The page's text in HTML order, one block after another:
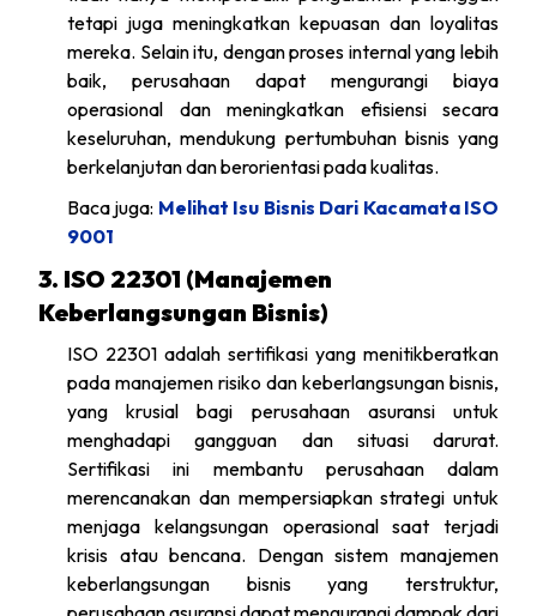
tetapi juga meningkatkan kepuasan dan loyalitas
mereka. Selain itu, dengan proses internal yang lebih
baik, perusahaan dapat mengurangi biaya
operasional dan meningkatkan efisiensi secara
keseluruhan, mendukung pertumbuhan bisnis yang
berkelanjutan dan berorientasi pada kualitas.
Baca juga: Melihat Isu Bisnis Dari Kacamata ISO
9001
3. ISO 22301 (Manajemen
Keberlangsungan Bisnis)
ISO 22301 adalah sertifikasi yang menitikberatkan
pada manajemen risiko dan keberlangsungan bisnis,
yang krusial bagi perusahaan asuransi untuk
menghadapi gangguan dan situasi darurat.
Sertifikasi ini membantu perusahaan dalam
merencanakan dan mempersiapkan strategi untuk
menjaga kelangsungan operasional saat terjadi
krisis atau bencana. Dengan sistem manajemen
keberlangsungan bisnis yang terstruktur,